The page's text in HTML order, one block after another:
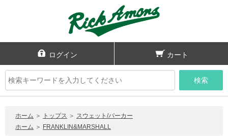
ログイン カート
検索
ホーム ＞ トップス ＞ スウェット/パーカー
ホーム ＞ FRANKLIN&MARSHALL